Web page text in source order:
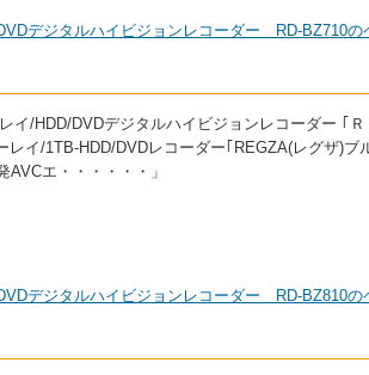
デジタルハイビジョンレコーダー RD-BZ710の
イ/HDD/DVDデジタルハイビジョンレコーダー ｢
レイ/1TB-HDD/DVDレコーダー｢REGZA(レグザ)
エ・・・・・・」
デジタルハイビジョンレコーダー RD-BZ810の